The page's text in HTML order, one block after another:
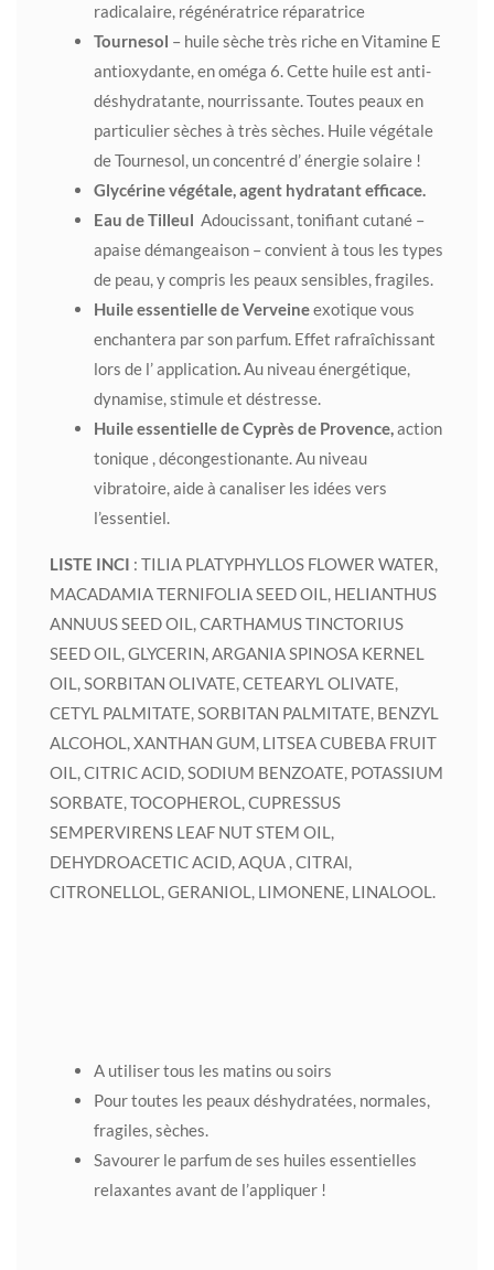
radicalaire, régénératrice réparatrice
Tournesol – huile sèche très riche en Vitamine E
antioxydante, en oméga 6. Cette huile est anti-
déshydratante, nourrissante. Toutes peaux en
particulier sèches à très sèches. Huile végétale
de Tournesol, un concentré d’ énergie solaire !
Glycérine végétale, agent hydratant efficace.
Eau de Tilleul Adoucissant, tonifiant cutané –
apaise démangeaison – convient à tous les types
de peau, y compris les peaux sensibles, fragiles.
Huile essentielle de Verveineexotique vous
enchantera par son parfum. Effet rafraîchissant
lors de l’ application.Au niveau énergétique,
dynamise, stimule et déstresse.
Huile essentielle de Cyprès de Provence,action
tonique , décongestionante. Au niveau
vibratoire, aide à canaliser les idées vers
l’essentiel.
LISTE INCI : TILIA PLATYPHYLLOS FLOWER WATER,
MACADAMIA TERNIFOLIA SEED OIL, HELIANTHUS
ANNUUS SEED OIL, CARTHAMUS TINCTORIUS
SEED OIL, GLYCERIN, ARGANIA SPINOSA KERNEL
OIL, SORBITAN OLIVATE, CETEARYL OLIVATE,
CETYL PALMITATE, SORBITAN PALMITATE, BENZYL
ALCOHOL, XANTHAN GUM, LITSEA CUBEBA FRUIT
OIL, CITRIC ACID, SODIUM BENZOATE, POTASSIUM
SORBATE, TOCOPHEROL, CUPRESSUS
SEMPERVIRENS LEAF NUT STEM OIL,
DEHYDROACETIC ACID, AQUA , CITRAl,
CITRONELLOL, GERANIOL, LIMONENE, LINALOOL.
A utiliser tous les matins ou soirs
Pour toutes les peaux déshydratées, normales,
fragiles, sèches.
Savourer le parfum de ses huiles essentielles
relaxantes avant de l’appliquer !